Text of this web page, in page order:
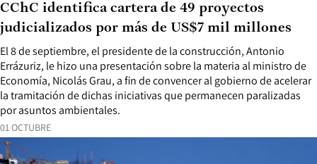
01 OCTUBRE
El 8 de septiembre, el presidente de la construcción, Antonio
Errázuriz, le hizo una presentación sobre la materia al ministro de
Economía, Nicolás Grau, a fin de convencer al gobierno de acelerar
la tramitación de dichas iniciativas que permanecen paralizadas
por asuntos ambientales.
CChC identifica cartera de 49 proyectos
judicializados por más de US$7 mil millones